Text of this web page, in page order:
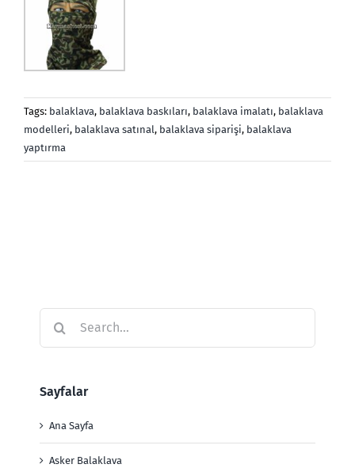
Tags: balaklava, balaklava baskıları, balaklava imalatı, balaklava
modelleri, balaklava satınal, balaklava siparişi, balaklava
yaptırma
Sayfalar
Ana Sayfa
Asker Balaklava